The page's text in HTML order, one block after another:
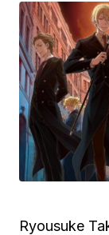
Ryousuke